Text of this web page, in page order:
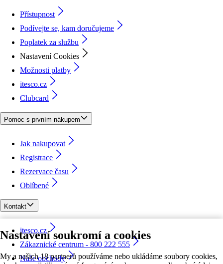
Nastavení soukromí a cookies
My a našich 18 partnerů používáme nebo ukládáme soubory cookies,
Přístupnost
Podívejte se, kam doručujeme
Poplatek za službu
Nastavení Cookies
Možnosti platby
itesco.cz
Clubcard
Pomoc s prvním nákupem
Jak nakupovat
Registrace
Rezervace času
Oblíbené
Kontakt
itesco.cz
Zákaznické centrum - 800 222 555
Naše obchody